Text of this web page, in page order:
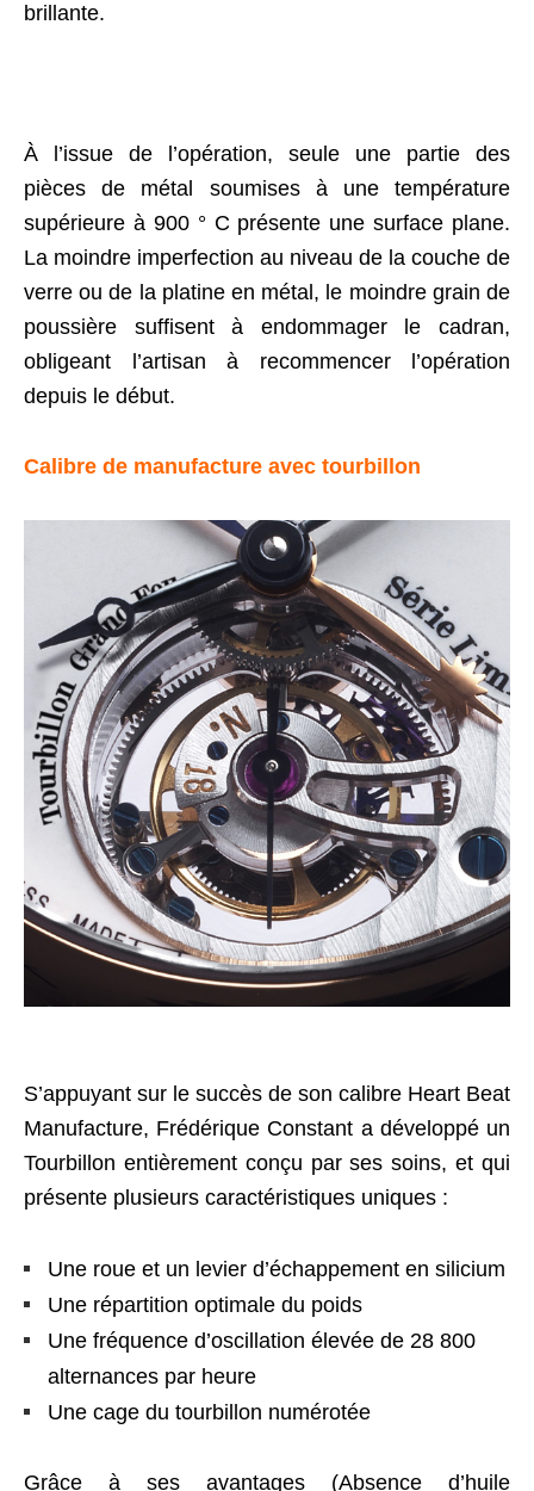
brillante.
À l’issue de l’opération, seule une partie des
pièces de métal soumises à une température
supérieure à 900 ° C présente une surface plane.
La moindre imperfection au niveau de la couche de
verre ou de la platine en métal, le moindre grain de
poussière suffisent à endommager le cadran,
obligeant l’artisan à recommencer l’opération
depuis le début.
Calibre de manufacture avec tourbillon
S’appuyant sur le succès de son calibre Heart Beat
Manufacture, Frédérique Constant a développé un
Tourbillon entièrement conçu par ses soins, et qui
présente plusieurs caractéristiques uniques :
Une roue et un levier d’échappement en silicium
Une répartition optimale du poids
Une fréquence d’oscillation élevée de 28 800
alternances par heure
Une cage du tourbillon numérotée
Grâce à ses avantages (Absence d’huile